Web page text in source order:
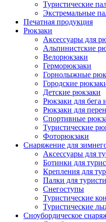
Туристические
Экстремальные
Печатная продукция
Рюкзаки
Аксессуары для
Альпинистские
Велорюкзаки
Герморюкзаки
Горнолыжные
Городские
Детские рюкзаки
Рюкзаки для бега
Рюкзаки для
Спортивные
Туристические
Фоторюкзаки
Снаряжение для
Аксессуары для
Ботинки для
Крепления для
Палки для
Снегоступы
Туристические
Туристические
Сноубордическое